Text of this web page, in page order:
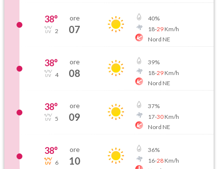
38°
2
ore
07
40%
18-29Km/h
Nord NE
38°
4
ore
08
39%
18-29Km/h
Nord NE
38°
5
ore
09
37%
17-30Km/h
Nord NE
38°
6
ore
10
36%
16-28Km/h